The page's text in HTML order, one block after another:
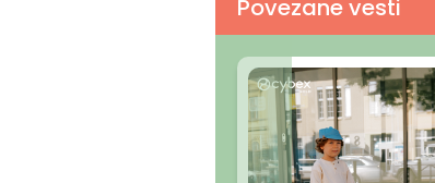
Povezane vesti